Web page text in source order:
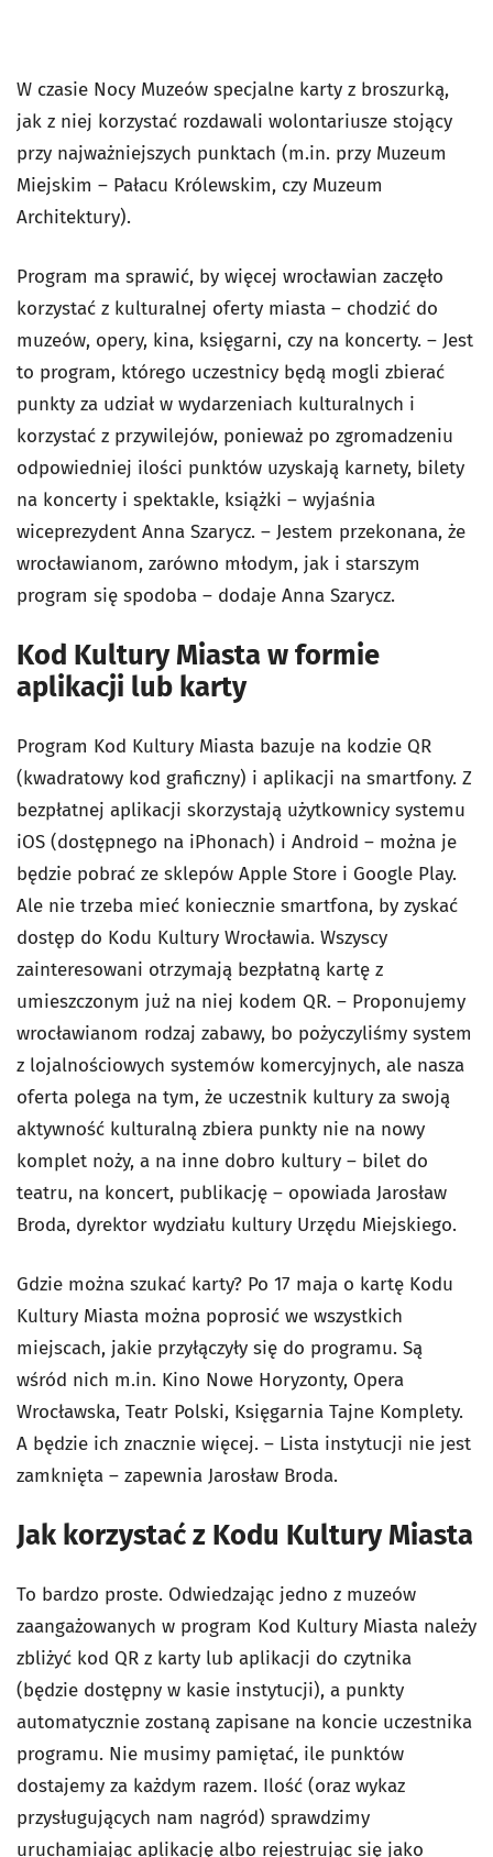
W czasie Nocy Muzeów specjalne karty z broszurką,
jak z niej korzystać rozdawali wolontariusze stojący
przy najważniejszych punktach (m.in. przy Muzeum
Miejskim – Pałacu Królewskim, czy Muzeum
Architektury).
Program ma sprawić, by więcej wrocławian zaczęło
korzystać z kulturalnej oferty miasta – chodzić do
muzeów, opery, kina, księgarni, czy na koncerty. – Jest
to program, którego uczestnicy będą mogli zbierać
punkty za udział w wydarzeniach kulturalnych i
korzystać z przywilejów, ponieważ po zgromadzeniu
odpowiedniej ilości punktów uzyskają karnety, bilety
na koncerty i spektakle, książki – wyjaśnia
wiceprezydent Anna Szarycz. – Jestem przekonana, że
wrocławianom, zarówno młodym, jak i starszym
program się spodoba – dodaje Anna Szarycz.
Kod Kultury Miasta w formie
aplikacji lub karty
Program Kod Kultury Miasta bazuje na kodzie QR
(kwadratowy kod graficzny) i aplikacji na smartfony. Z
bezpłatnej aplikacji skorzystają użytkownicy systemu
iOS (dostępnego na iPhonach) i Android – można je
będzie pobrać ze sklepów Apple Store i Google Play.
Ale nie trzeba mieć koniecznie smartfona, by zyskać
dostęp do Kodu Kultury Wrocławia. Wszyscy
zainteresowani otrzymają bezpłatną kartę z
umieszczonym już na niej kodem QR. – Proponujemy
wrocławianom rodzaj zabawy, bo pożyczyliśmy system
z lojalnościowych systemów komercyjnych, ale nasza
oferta polega na tym, że uczestnik kultury za swoją
aktywność kulturalną zbiera punkty nie na nowy
komplet noży, a na inne dobro kultury – bilet do
teatru, na koncert, publikację – opowiada Jarosław
Broda, dyrektor wydziału kultury Urzędu Miejskiego.
Gdzie można szukać karty? Po 17 maja o kartę Kodu
Kultury Miasta można poprosić we wszystkich
miejscach, jakie przyłączyły się do programu. Są
wśród nich m.in. Kino Nowe Horyzonty, Opera
Wrocławska, Teatr Polski, Księgarnia Tajne Komplety.
A będzie ich znacznie więcej. – Lista instytucji nie jest
zamknięta – zapewnia Jarosław Broda.
Jak korzystać z Kodu Kultury Miasta
To bardzo proste. Odwiedzając jedno z muzeów
zaangażowanych w program Kod Kultury Miasta należy
zbliżyć kod QR z karty lub aplikacji do czytnika
(będzie dostępny w kasie instytucji), a punkty
automatycznie zostaną zapisane na koncie uczestnika
programu. Nie musimy pamiętać, ile punktów
dostajemy za każdym razem. Ilość (oraz wykaz
przysługujących nam nagród) sprawdzimy
uruchamiając aplikację albo rejestrując się jako